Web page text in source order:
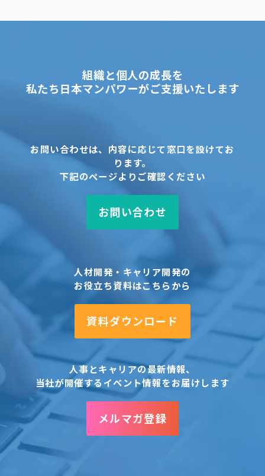
申込商品等の関連情報（資格試験情報・資格活用情報等
や他の当社商品・サービス・イベントのご案内
メールマガジンの送信を希望された場合におけるメール
マガジンの配信
取得した閲覧履歴等の情報を分析して行う興味・趣向に
応じた当社及び当社提携先の商品・サービス・イベント
に関する広告・ご案内
申込商品等その他当社の教育・研修などキャリア形成支
援のための商品・サービスの開発・改善
また個人の識別や特定ができない状態に加工した統計的
データを作成し調査・分析するため利用することがあり
注）上記利用目的における連絡・情報提供・ご案内等
は、個人情報のうち氏名、住所、電話・FAX番号、メー
ルアドレスを用いて、郵送、電話、FAX又は電子メール
等電磁的方法のいずれかの方法により行います。
３．１ 個人情報の第三者への提供
お客様の個人情報は、以下の場合を除き、ご本人の同意
なしに第三者へ提供することはありません。
企業内教育制度において受講される場合において、お客
様の申込内容（申込書等に記入いただいた情報）、受講
状況、成績もしくは修了状況等を書面、データを保存し
た記録媒体の直接交付又はデータ送信など電磁的方法に
より報告するために所属企業（団体）の人事・教育担当
者様に提供する場合
申込商品等が当社と提携・協力する会社（以下「提携会
社」）の実施,又は提携会社と共同開催,若しくは提携会
社の商品・サービスが一部含まれる商品・サービスであ
組織と個人の成長を
私たち日本マンパワーがご支援いたします
お問い合わせは、内容に応じて窓口を設けてお
ります。
下記のページよりご確認ください
お問い合わせ
人材開発・キャリア開発の
お役立ち資料はこちらから
資料ダウンロード
人事とキャリアの最新情報、
当社が開催するイベント情報をお届けします
メルマガ登録